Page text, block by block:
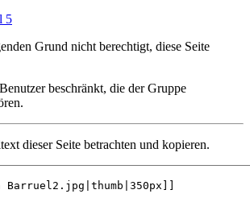
5
Grund nicht berechtigt, diese Seite
beschränkt, die der Gruppe
dieser Seite betrachten und kopieren.